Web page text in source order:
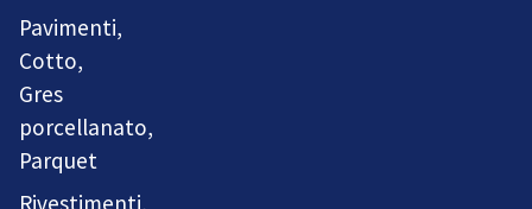
Pavimenti,
Cotto,
Gres
porcellanato,
Parquet
Rivestimenti,